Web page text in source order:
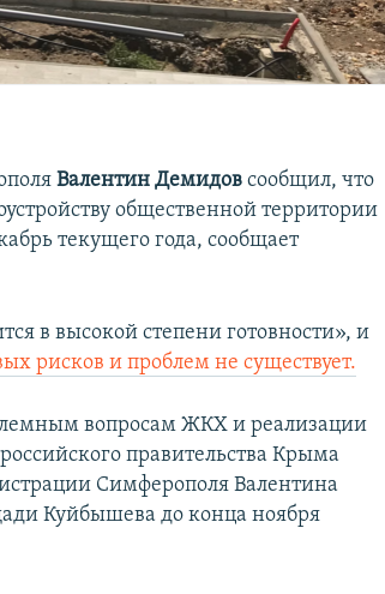
Валентин Демидов сообщил, что
общественной территории
текущего года, сообщает
в высокой степени готовности», и
рисков и проблем не существует.
вопросам ЖКХ и реализации
правительства Крыма
Симферополя Валентина
Куйбышева до конца ноября